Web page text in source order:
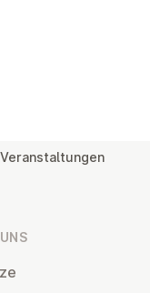
Veranstaltungen